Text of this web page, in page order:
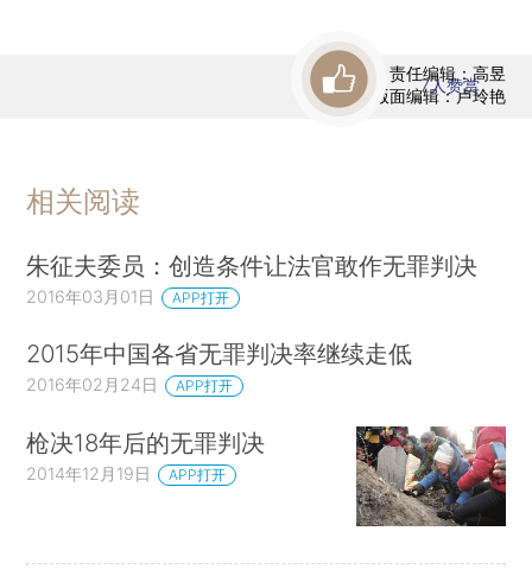
责任编辑：高昱
版面编辑：卢玲艳
7人赞赏
相关阅读
朱征夫委员：创造条件让法官敢作无罪判决
2016年03月01日 APP打开
2015年中国各省无罪判决率继续走低
2016年02月24日 APP打开
枪决18年后的无罪判决
2014年12月19日 APP打开